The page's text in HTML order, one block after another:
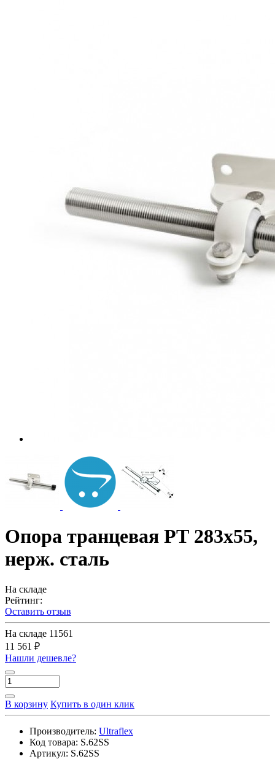
Опора транцевая РТ 283x55,
нерж. сталь
На складе
Рейтинг:
Оставить отзыв
На складе 11561
11 561 ₽
Нашли дешевле?
В корзину Купить в один клик
Производитель: Ultraflex
Код товара: S.62SS
Артикул: S.62SS